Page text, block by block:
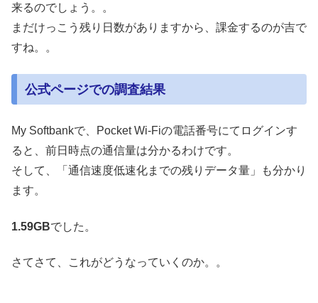
来るのでしょう。。
まだけっこう残り日数がありますから、課金するのが吉で
すね。。
公式ページでの調査結果
My Softbankで、Pocket Wi-Fiの電話番号にてログインす
ると、前日時点の通信量は分かるわけです。
そして、「通信速度低速化までの残りデータ量」も分かり
ます。
1.59GBでした。
さてさて、これがどうなっていくのか。。